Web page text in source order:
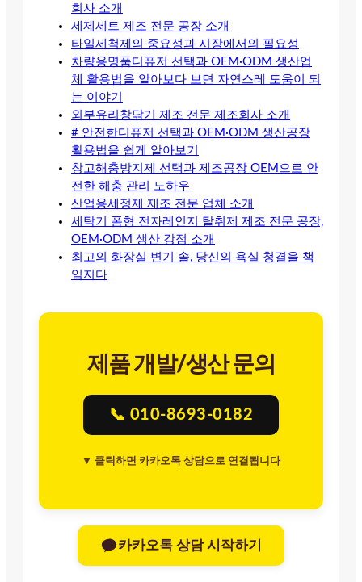
회사 소개
세제세트 제조 전문 공장 소개
타일세척제의 중요성과 시장에서의 필요성
차량용명품디퓨저 선택과 OEM·ODM 생산업
체 활용법을 알아보다 보면 자연스레 도움이 되
는 이야기
외부유리창닦기 제조 전문 제조회사 소개
# 안전한디퓨저 선택과 OEM·ODM 생산공장
활용법을 쉽게 알아보기
창고해충방지제 선택과 제조공장 OEM으로 안
전한 해충 관리 노하우
산업용세정제 제조 전문 업체 소개
세탁기 폼형 전자레인지 탈취제 제조 전문 공장,
OEM·ODM 생산 강점 소개
최고의 화장실 변기 솔, 당신의 욕실 청결을 책
임지다
제품 개발/생산 문의
📞 010-8693-0182
▼ 클릭하면 카카오톡 상담으로 연결됩니다
카카오톡 상담 시작하기